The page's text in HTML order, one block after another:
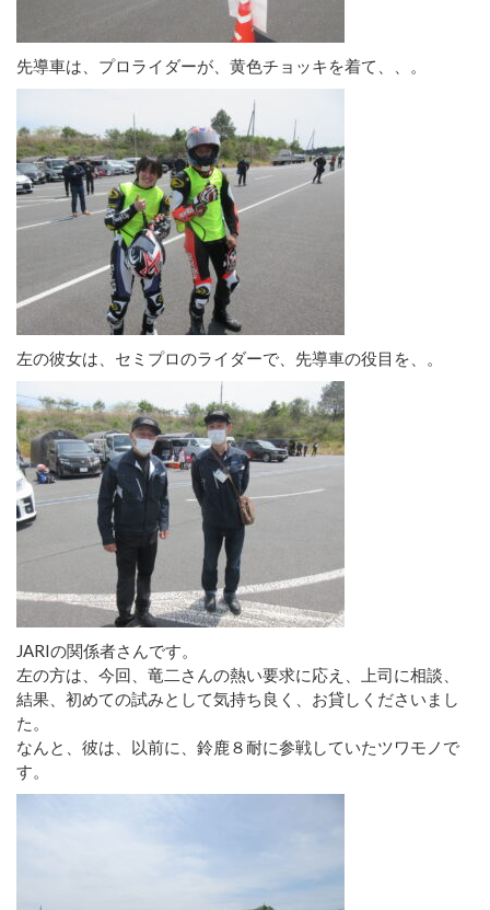
先導車は、プロライダーが、黄色チョッキを着て、、。
左の彼女は、セミプロのライダーで、先導車の役目を、。
JARIの関係者さんです。
左の方は、今回、竜二さんの熱い要求に応え、上司に相談、
結果、初めての試みとして気持ち良く、お貸しくださいまし
た。
なんと、彼は、以前に、鈴鹿８耐に参戦していたツワモノで
す。